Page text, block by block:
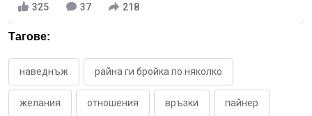
325 37 218
Тагове:
наведнъж райна ги бройка по няколко
желания отношения връзки пайнер